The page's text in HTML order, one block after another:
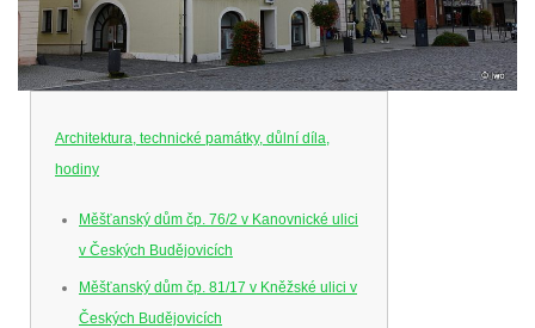
Architektura, technické památky, důlní díla,
hodiny
Měšťanský dům čp. 76/2 v Kanovnické ulici
v Českých Budějovicích
Měšťanský dům čp. 81/17 v Kněžské ulici v
Českých Budějovicích